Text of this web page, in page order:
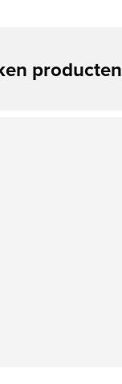
producten